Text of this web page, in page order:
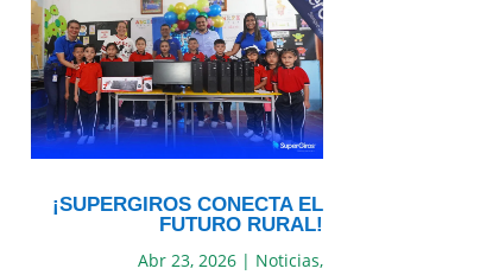
¡SUPERGIROS CONECTA EL
FUTURO RURAL!
Abr 23, 2026| Noticias,